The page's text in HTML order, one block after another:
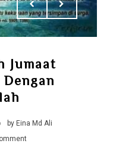
Jumaat
by Eina Md Ali